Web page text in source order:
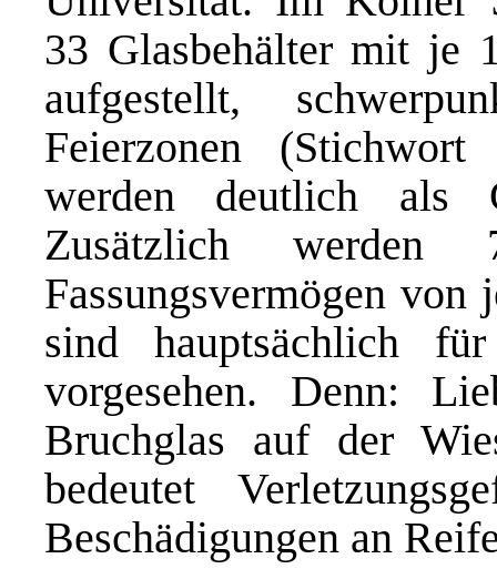
33 Glasbehälter mit je
aufgestellt,
Feierzonen
werden deutlich als
Zusätzlich
Fassungsvermögen
sind hauptsächlich
vorgesehen. Denn:
Bruchglas auf der
bedeutet
Beschädigungen an